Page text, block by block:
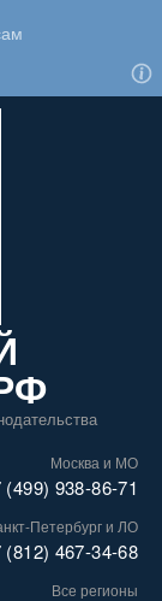
Москва и МО
(499) 938-86-71
Петербург и ЛО
(812) 467-34-68
Все регионы